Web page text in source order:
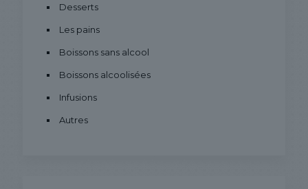
Desserts
Les pains
Boissons sans alcool
Boissons alcoolisées
Infusions
Autres